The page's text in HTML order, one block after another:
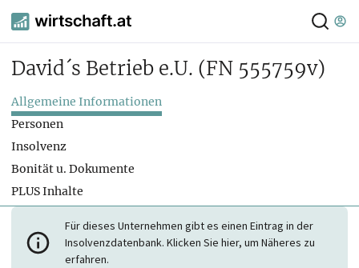
David´s Betrieb e.U. (FN 555759v)
Allgemeine Informationen
Personen
Insolvenz
Bonität u. Dokumente
PLUS Inhalte
Für dieses Unternehmen gibt es einen Eintrag in der
Insolvenzdatenbank. Klicken Sie hier, um Näheres zu
erfahren.